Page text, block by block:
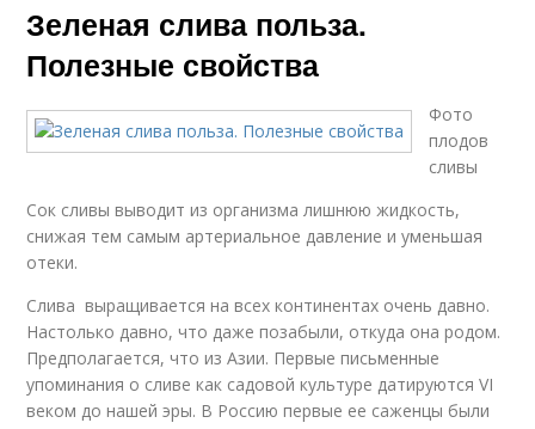
Зеленая слива польза.
Полезные свойства
Фото
плодов
сливы
Сок сливы выводит из организма лишнюю жидкость,
снижая тем самым артериальное давление и уменьшая
отеки.
Слива выращивается на всех континентах очень давно.
Настолько давно, что даже позабыли, откуда она родом.
Предполагается, что из Азии. Первые письменные
упоминания о сливе как садовой культуре датируются VI
веком до нашей эры. В Рос­сию первые ее саженцы были